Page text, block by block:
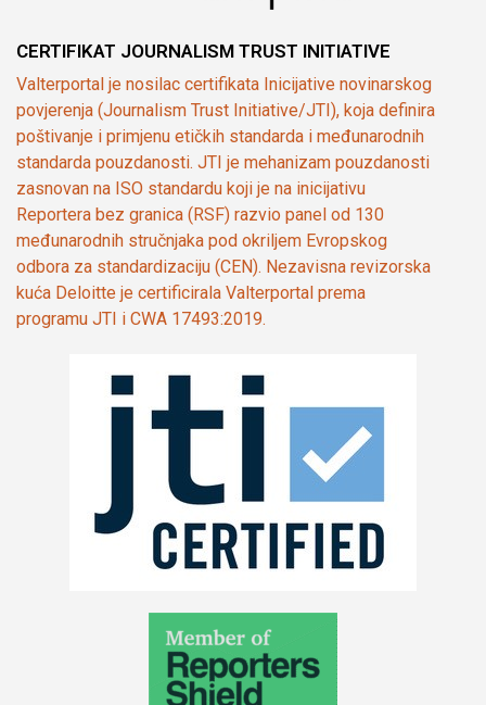
CERTIFIKAT JOURNALISM TRUST INITIATIVE
Valterportal je nosilac certifikata Inicijative novinarskog
povjerenja (Journalism Trust Initiative/JTI), koja definira
poštivanje i primjenu etičkih standarda i međunarodnih
standarda pouzdanosti. JTI je mehanizam pouzdanosti
zasnovan na ISO standardu koji je na inicijativu
Reportera bez granica (RSF) razvio panel od 130
međunarodnih stručnjaka pod okriljem Evropskog
odbora za standardizaciju (CEN). Nezavisna revizorska
kuća Deloitte je certificirala Valterportal prema
programu JTI i CWA 17493:2019.